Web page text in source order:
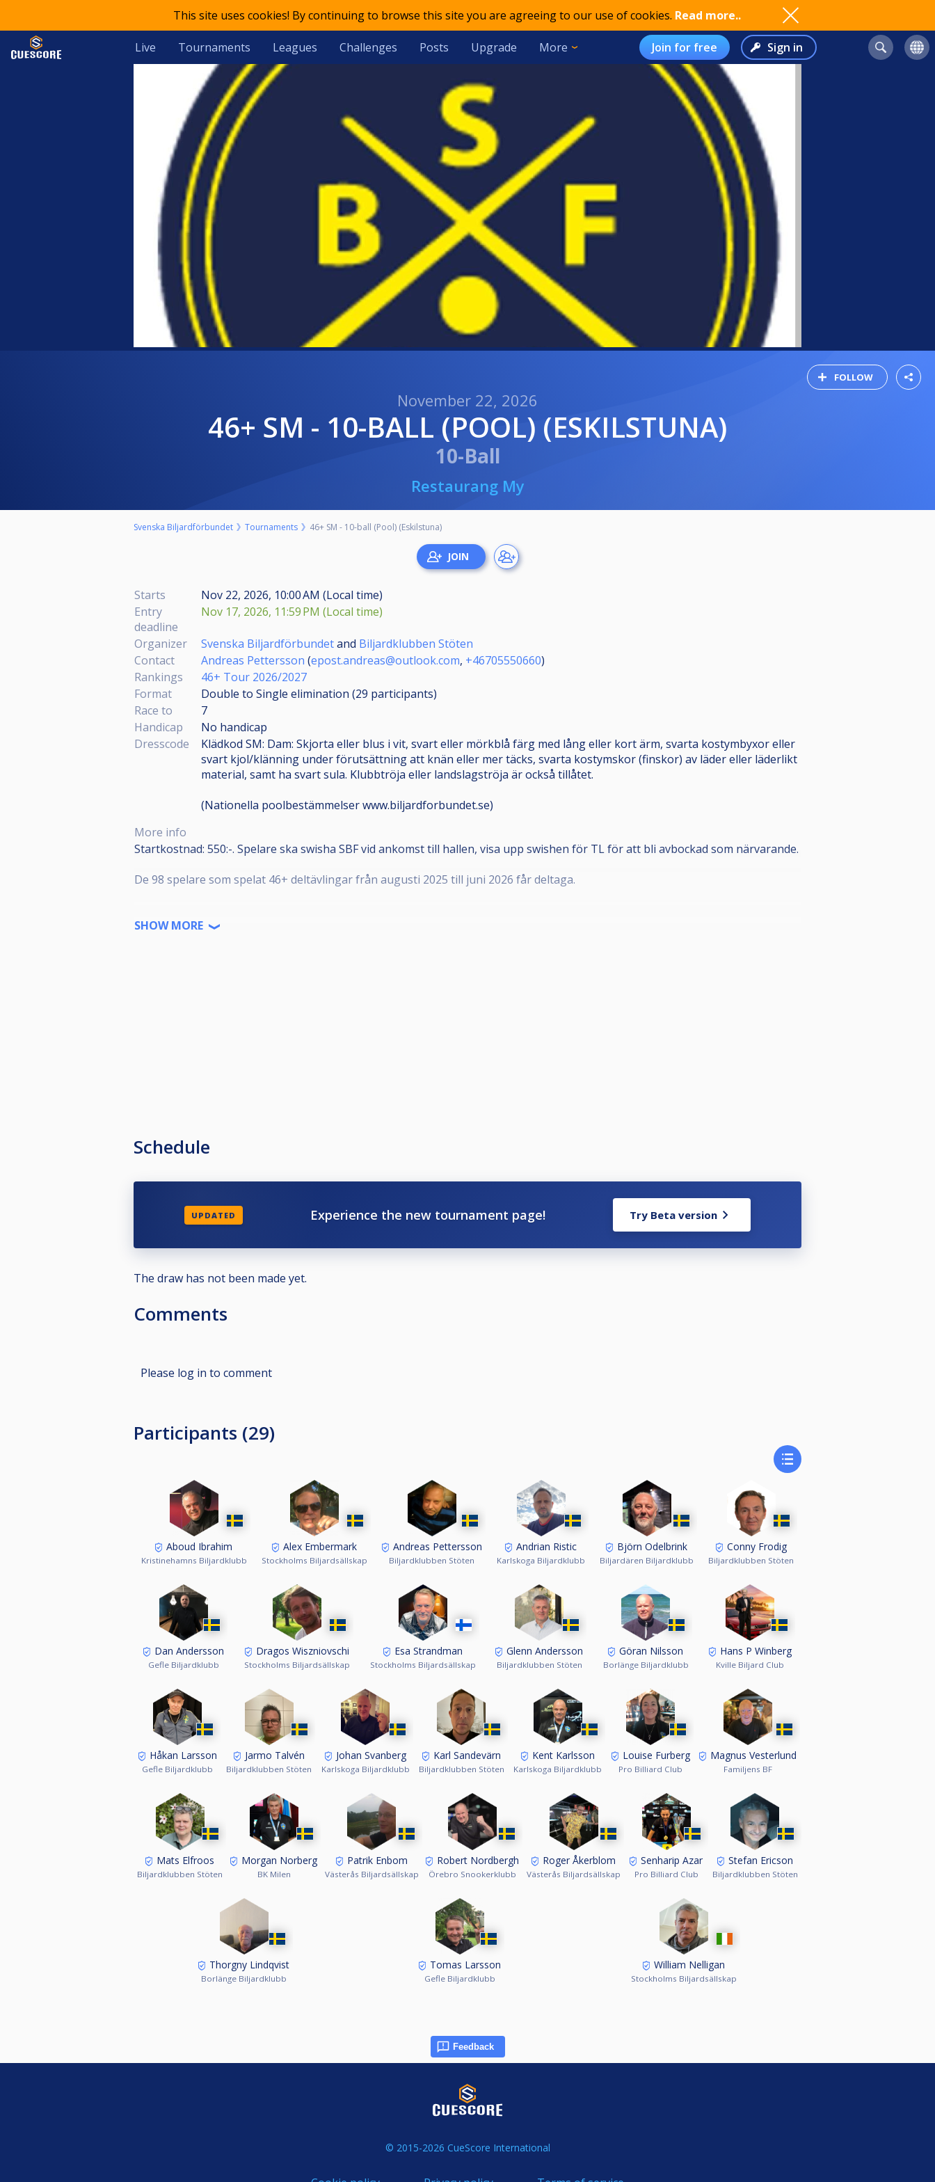
This site uses cookies! By continuing to browse this site you are agreeing to our use of cookies. Read more..
Live Tournaments Leagues Challenges Posts Upgrade More Join for free Sign in
FOLLOW
November 22, 2026
46+ SM - 10-BALL (POOL) (ESKILSTUNA)
10-Ball
Restaurang My
Svenska Biljardförbundet Tournaments 46+ SM - 10-ball (Pool) (Eskilstuna)
Starts
Nov 22, 2026, 10:00 AM (Local time)
Entry
deadline
Nov 17, 2026, 11:59 PM (Local time)
Organizer Svenska Biljardförbundetand Biljardklubben Stöten
Contact
Andreas Pettersson (epost.andreas@outlook.com, +46705550660)
Rankings
46+ Tour 2026/2027
Format
Double to Single elimination (29 participants)
Race to
7
Handicap
No handicap
Dresscode
Klädkod SM: Dam: Skjorta eller blus i vit, svart eller mörkblå färg med lång eller kort ärm, svarta kostymbyxor eller
svart kjol/klänning under förutsättning att knän eller mer täcks, svarta kostymskor (finskor) av läder eller läderlikt
material, samt ha svart sula. Klubbtröja eller landslagströja är också tillåtet.
(Nationella poolbestämmelser www.biljardforbundet.se)
More info
Startkostnad: 550:-. Spelare ska swisha SBF vid ankomst till hallen, visa upp swishen för TL för att bli avbockad som närvarande.
De 98 spelare som spelat 46+ deltävlingar från augusti 2025 till juni 2026 får deltaga.
SHOW MORE
Schedule
UPDATED Experience the new tournament page! Try Beta version
The draw has not been made yet.
Comments
Please log in to comment
Participants (29)
Aboud Ibrahim
Kristinehamns Biljardklubb
Alex Embermark
Stockholms Biljardsällskap
Andreas Pettersson
Biljardklubben Stöten
Andrian Ristic
Karlskoga Biljardklubb
Björn Odelbrink
Biljardären Biljardklubb
Conny Frodig
Biljardklubben Stöten
Dan Andersson
Gefle Biljardklubb
Dragos Wiszniovschi
Stockholms Biljardsällskap
Esa Strandman
Stockholms Biljardsällskap
Glenn Andersson
Biljardklubben Stöten
Göran Nilsson
Borlänge Biljardklubb
Hans P Winberg
Kville Biljard Club
Håkan Larsson
Gefle Biljardklubb
Jarmo Talvén
Biljardklubben Stöten
Johan Svanberg
Karlskoga Biljardklubb
Karl Sandevärn
Biljardklubben Stöten
Kent Karlsson
Karlskoga Biljardklubb
Louise Furberg
Pro Billiard Club
Magnus Vesterlund
Familjens BF
Mats Elfroos
Biljardklubben Stöten
Morgan Norberg
BK Milen
Patrik Enbom
Västerås Biljardsällskap
Robert Nordbergh
Örebro Snookerklubb
Roger Åkerblom
Västerås Biljardsällskap
Senharip Azar
Pro Billiard Club
Stefan Ericson
Biljardklubben Stöten
Thorgny Lindqvist
Borlänge Biljardklubb
Tomas Larsson
Gefle Biljardklubb
William Nelligan
Stockholms Biljardsällskap
Feedback
© 2015-2026 CueScore International